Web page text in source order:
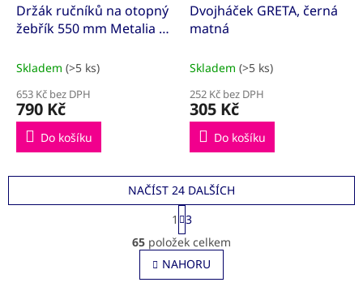
Držák ručníků na otopný
žebřík 550 mm Metalia 2
Skladem (>5 ks)
653 Kč bez DPH
790 Kč
Do košíku
Dvojháček GRETA, černá
matná
Skladem (>5 ks)
252 Kč bez DPH
305 Kč
Do košíku
O
v
l
á
NAČÍST 24 DALŠÍCH
S
t
r
á
n
k
1
3
65 položek celkem
NAHORU